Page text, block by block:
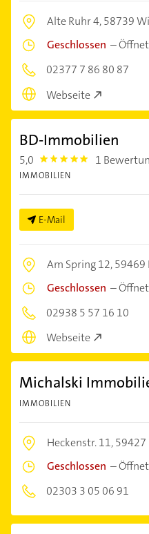
Alte Ruhr 4,58739
Geschlossen –
02377 7 86 80 87
Webseite
BD-Immobilien
5,0 5.0 1
IMMOBILIEN
E-Mail
Am Spring 12,59469
Geschlossen –
02938 5 57 16 10
Webseite
Michalski
IMMOBILIEN
Heckenstr. 11,59427
Geschlossen –
02303 3 05 06 91